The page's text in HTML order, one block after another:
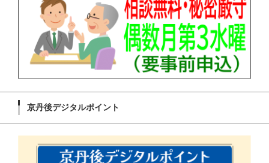
京丹後デジタルポイント